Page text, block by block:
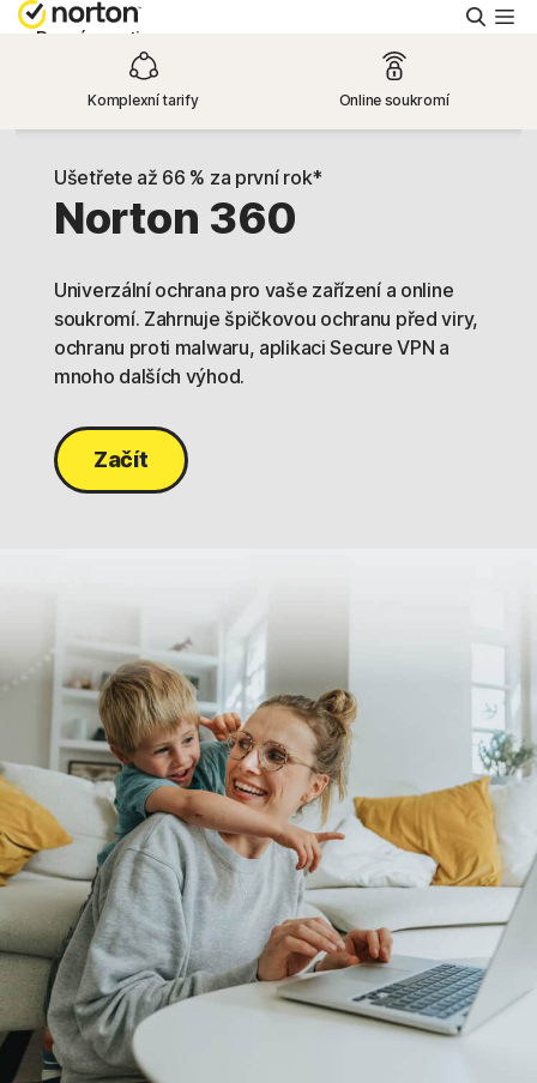
Domácnosti
Small Business
Podpora
Čeština
Přihlásit se
Komplexní tarify Online soukromí
Ušetřete až 66 % za první rok*
Norton 360
Univerzální ochrana pro vaše zařízení a online
soukromí. Zahrnuje špičkovou ochranu před viry,
ochranu proti malwaru, aplikaci Secure VPN a
mnoho dalších výhod.
Začít